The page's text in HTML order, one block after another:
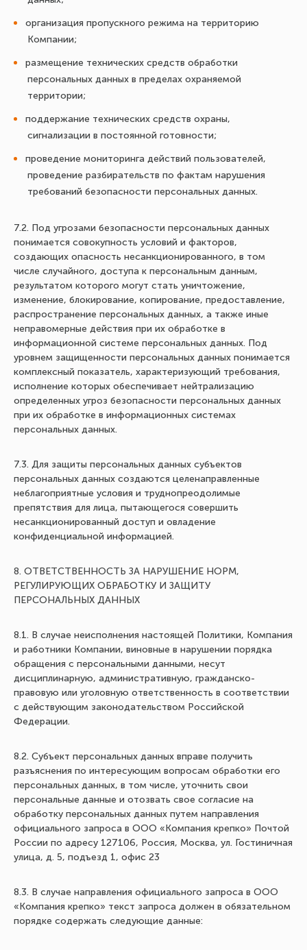
организация пропускного режима на территорию
Компании;
размещение технических средств обработки
персональных данных в пределах охраняемой
территории;
поддержание технических средств охраны,
сигнализации в постоянной готовности;
проведение мониторинга действий пользователей,
проведение разбирательств по фактам нарушения
требований безопасности персональных данных.
7.2. Под угрозами безопасности персональных данных
понимается совокупность условий и факторов,
создающих опасность несанкционированного, в том
числе случайного, доступа к персональным данным,
результатом которого могут стать уничтожение,
изменение, блокирование, копирование, предоставление,
распространение персональных данных, а также иные
неправомерные действия при их обработке в
информационной системе персональных данных. Под
уровнем защищенности персональных данных понимается
комплексный показатель, характеризующий требования,
исполнение которых обеспечивает нейтрализацию
определенных угроз безопасности персональных данных
при их обработке в информационных системах
персональных данных.
7.3. Для защиты персональных данных субъектов
персональных данных создаются целенаправленные
неблагоприятные условия и труднопреодолимые
препятствия для лица, пытающегося совершить
несанкционированный доступ и овладение
конфиденциальной информацией.
8. ОТВЕТСТВЕННОСТЬ ЗА НАРУШЕНИЕ НОРМ,
РЕГУЛИРУЮЩИХ ОБРАБОТКУ И ЗАЩИТУ
ПЕРСОНАЛЬНЫХ ДАННЫХ
8.1. В случае неисполнения настоящей Политики, Компания
и работники Компании, виновные в нарушении порядка
обращения с персональными данными, несут
дисциплинарную, административную, гражданско-
правовую или уголовную ответственность в соответствии
с действующим законодательством Российской
Федерации.
8.2. Субъект персональных данных вправе получить
разъяснения по интересующим вопросам обработки его
персональных данных, в том числе, уточнить свои
персональные данные и отозвать свое согласие на
обработку персональных данных путем направления
официального запроса в ООО «Компания крепко» Почтой
России по адресу 127106, Россия, Москва, ул. Гостиничная
улица, д. 5, подъезд 1, офис 23
8.3. В случае направления официального запроса в ООО
«Компания крепко» текст запроса должен в обязательном
порядке содержать следующие данные: